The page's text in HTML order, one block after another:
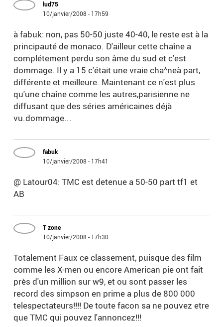
lud75
10/janvier/2008 - 17h59
à fabuk: non, pas 50-50 juste 40-40, le reste est à la
principauté de monaco. D'ailleur cette chaîne a
complétement perdu son âme du sud et c'est
dommage. Il y a 15 c'était une vraie cha^neà part,
différente et meilleure. Maintenant ce n'est plus
qu'une chaîne comme les autres,parisienne ne
diffusant que des séries américaines déjà
vu.dommage...
fabuk
10/janvier/2008 - 17h41
@ Latour04: TMC est detenue a 50-50 part tf1 et
AB
T zone
10/janvier/2008 - 17h30
Totalement Faux ce classement, puisque des film
comme les X-men ou encore American pie ont fait
près d'un million sur w9, et ou sont passer les
record des simpson en prime a plus de 800 000
telespectateurs!!!! De toute facon sa ne pouvez etre
que TMC qui pouvez l'annoncez!!!